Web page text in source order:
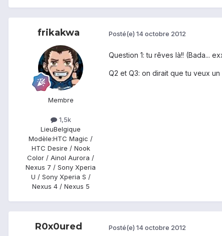
frikakwa
Membre
1,5k
LieuBelgique
Modèle:HTC Magic /
HTC Desire / Nook
Color / Ainol Aurora /
Nexus 7 / Sony Xperia
U / Sony Xperia S /
Nexus 4 / Nexus 5
Posté(e) 14 octobre 2012
Question 1: tu rêves là!! (Bada...
Q2 et Q3: on dirait que tu veux
R0x0ured Posté(e) 14 octobre 2012